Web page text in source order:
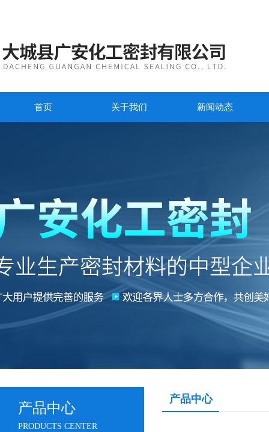
首页 关于我们 新闻动态
产品中心
PRODUCTS CENTER
产品中心